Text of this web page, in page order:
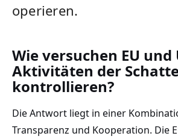
operieren.
Wie versuchen EU und
Aktivitäten der
kontrollieren?
Die Antwort liegt in einer
Transparenz und Kooperation. Die